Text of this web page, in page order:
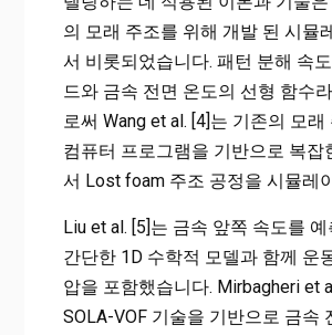
의 모래 주조를 위해 개발 된 시뮬
서 비롯되었습니다. 패턴 분해 속
드와 금속 전면 온도의 선형 함수
로써 Wang et al. [4]는 기존의 모래
컴퓨터 프로그램을 기반으로 복잡
서 Lost foam 주조 공정을 시뮬레
Liu et al. [5]는 금속 앞쪽 속도를
간단한 1D 수학적 모델과 함께 운
압을 포함했습니다. Mirbagheri et
SOLA-VOF 기술을 기반으로 금속